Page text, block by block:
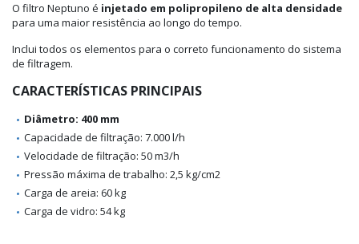
O filtro Neptuno é injetado em polipropileno de alta densidade
para uma maior resistência ao longo do tempo.
Inclui todos os elementos para o correto funcionamento do sistema
de filtragem.
CARACTERÍSTICAS PRINCIPAIS
Diâmetro: 400 mm
Capacidade de filtração: 7.000 l/h
Velocidade de filtração: 50 m3/h
Pressão máxima de trabalho: 2,5 kg/cm2
Carga de areia: 60 kg
Carga de vidro: 54 kg